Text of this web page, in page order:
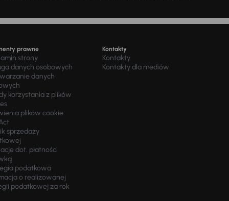
prawne
strony
danych osobowych
danych
korzystania z plików
plików cookie
sprzedaży
dot. płatności
podatkowa
o realizowanej
podatkowej za rok
Kontakty
Kontakty
Kontakty dla mediów